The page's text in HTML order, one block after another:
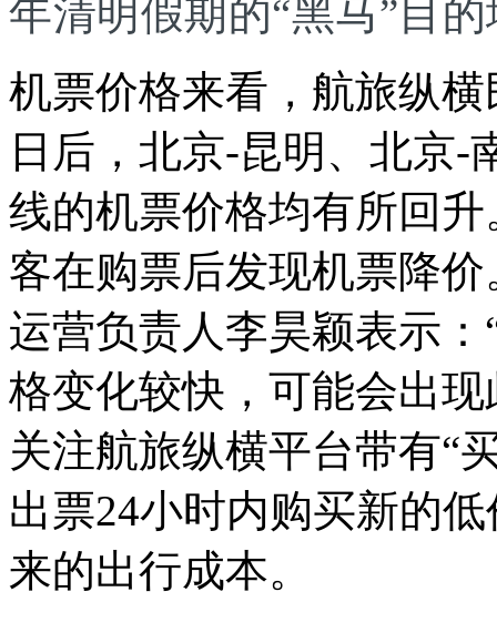
年清明假期的“黑马”目
机票价格来看，航旅纵
日后，北京-昆明、北京-
线的机票价格均有所回
客在购票后发现机票降
运营负责人李昊颖表示
格变化较快，可能会出
关注航旅纵横平台带有“
出票24小时内购买新的
来的出行成本。